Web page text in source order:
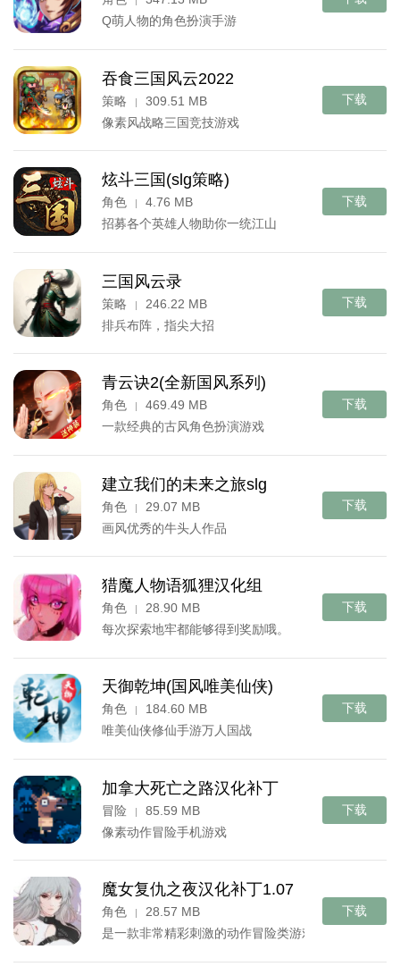
Q萌人物的角色扮演手游
吞食三国风云2022
策略 |
309.51 MB
像素风战略三国竞技游戏
下载
炫斗三国(slg策略)
角色
4.76 MB
招募各个英雄人物助你一统江山
下载
三国风云录
策略 |
246.22 MB
排兵布阵，指尖大招
下载
青云诀2(全新国风系列)
角色 |
469.49 MB
一款经典的古风角色扮演游戏
下载
建立我们的未来之旅slg
角色 |
29.07 MB
画风优秀的牛头人作品
下载
猎魔人物语狐狸汉化组
角色 |
28.90 MB
每次探索地牢都能够得到奖励哦。
下载
天御乾坤(国风唯美仙侠)
角色
184.60 MB
唯美仙侠修仙手游万人国战
下载
加拿大死亡之路汉化补丁
冒险 |
85.59 MB
像素动作冒险手机游戏
下载
魔女复仇之夜汉化补丁1.07
角色
28.57 MB
是一款非常精彩刺激的动作冒险类游戏
下载